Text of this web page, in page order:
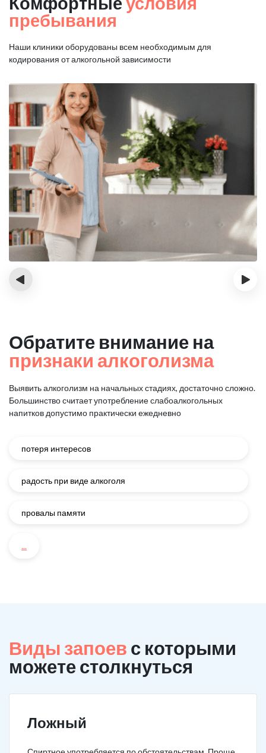
пребывания
Наши клиники оборудованы всем необходимым для
кодирования от алкогольной зависимости
‹ ›
Обратите внимание на
признаки алкоголизма
Выявить алкоголизм на начальных стадиях, достаточно сложно.
Большинство считает употребление слабоалкогольных
напитков допустимо практически ежедневно
потеря интересов
радость при виде алкоголя
провалы памяти
...
Виды запоев с которыми
можете столкнуться
Ложный